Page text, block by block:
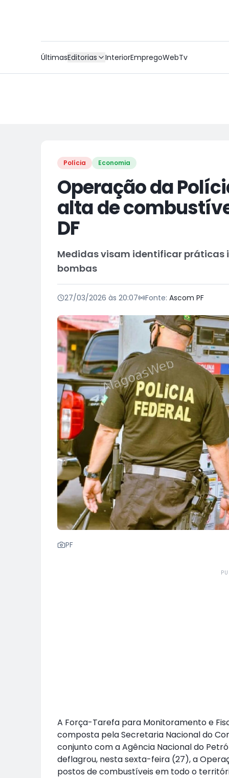
ÚltimasEditorias InteriorEmpregoWebTv
Polícia Economia
Operação da
alta de
DF
Medidas visam identificar práticas
bombas
27/03/2026 às 20:07 Fonte: Ascom PF
PF
A Força-Tarefa para Monitoramento e
composta pela Secretaria Nacional do
conjunto com a Agência Nacional do
deflagrou, nesta sexta-feira (27), a
postos de combustíveis em todo o